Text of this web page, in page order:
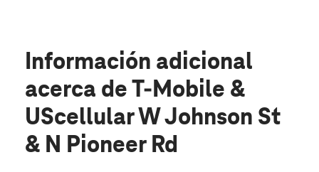
Información adicional
acerca de T-Mobile &
UScellular W Johnson St
& N Pioneer Rd